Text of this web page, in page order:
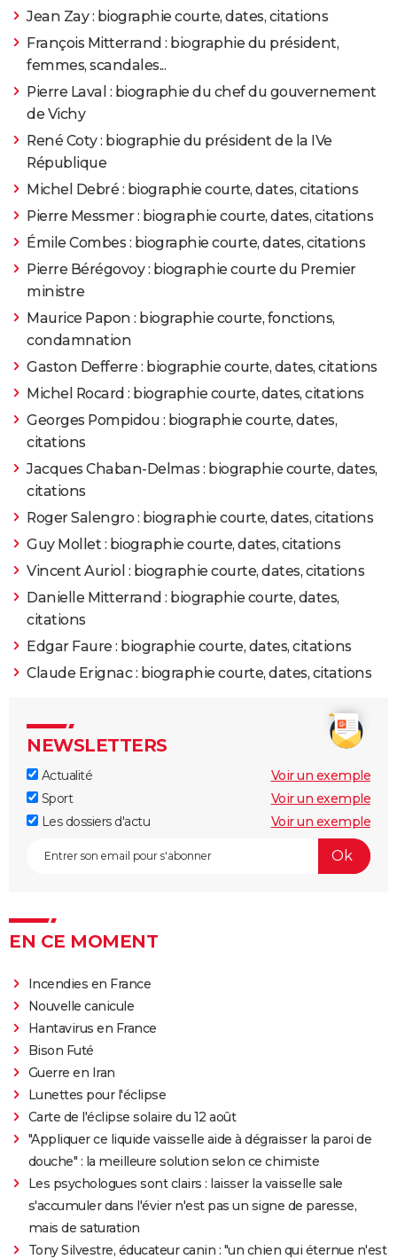
Jean Zay : biographie courte, dates, citations
François Mitterrand : biographie du président,
femmes, scandales...
Pierre Laval : biographie du chef du gouvernement
de Vichy
René Coty : biographie du président de la IVe
République
Michel Debré : biographie courte, dates, citations
Pierre Messmer : biographie courte, dates, citations
Émile Combes : biographie courte, dates, citations
Pierre Bérégovoy : biographie courte du Premier
ministre
Maurice Papon : biographie courte, fonctions,
condamnation
Gaston Defferre : biographie courte, dates, citations
Michel Rocard : biographie courte, dates, citations
Georges Pompidou : biographie courte, dates,
citations
Jacques Chaban-Delmas : biographie courte, dates,
citations
Roger Salengro : biographie courte, dates, citations
Guy Mollet : biographie courte, dates, citations
Vincent Auriol : biographie courte, dates, citations
Danielle Mitterrand : biographie courte, dates,
citations
Edgar Faure : biographie courte, dates, citations
Claude Erignac : biographie courte, dates, citations
NEWSLETTERS
Actualité
Voir un exemple
Sport
Voir un exemple
Les dossiers d'actu
Voir un exemple
EN CE MOMENT
Incendies en France
Nouvelle canicule
Hantavirus en France
Bison Futé
Guerre en Iran
Lunettes pour l'éclipse
Carte de l'éclipse solaire du 12 août
"Appliquer ce liquide vaisselle aide à dégraisser la paroi de
douche" : la meilleure solution selon ce chimiste
Les psychologues sont clairs : laisser la vaisselle sale
s'accumuler dans l'évier n'est pas un signe de paresse,
mais de saturation
Tony Silvestre, éducateur canin : "un chien qui éternue n'est